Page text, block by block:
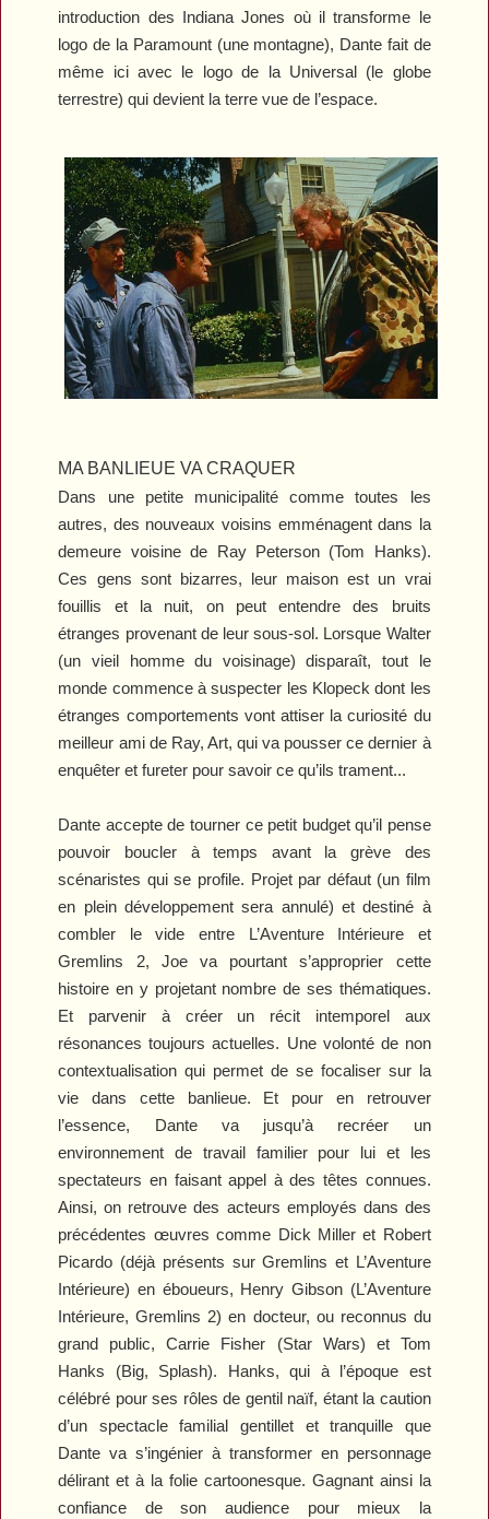
introduction des Indiana Jones où il transforme le
logo de la Paramount (une montagne), Dante fait de
même ici avec le logo de la Universal (le globe
terrestre) qui devient la terre vue de l’espace.
MA BANLIEUE VA CRAQUER
Dans une petite municipalité comme toutes les
autres, des nouveaux voisins emménagent dans la
demeure voisine de Ray Peterson (Tom Hanks).
Ces gens sont bizarres, leur maison est un vrai
fouillis et la nuit, on peut entendre des bruits
étranges provenant de leur sous-sol. Lorsque Walter
(un vieil homme du voisinage) disparaît, tout le
monde commence à suspecter les Klopeck dont les
étranges comportements vont attiser la curiosité du
meilleur ami de Ray, Art, qui va pousser ce dernier à
enquêter et fureter pour savoir ce qu’ils trament...
Dante accepte de tourner ce petit budget qu’il pense
pouvoir boucler à temps avant la grève des
scénaristes qui se profile. Projet par défaut (un film
en plein développement sera annulé) et destiné à
combler le vide entre L’Aventure Intérieure et
Gremlins 2, Joe va pourtant s’approprier cette
histoire en y projetant nombre de ses thématiques.
Et parvenir à créer un récit intemporel aux
résonances toujours actuelles. Une volonté de non
contextualisation qui permet de se focaliser sur la
vie dans cette banlieue. Et pour en retrouver
l’essence, Dante va jusqu’à recréer un
environnement de travail familier pour lui et les
spectateurs en faisant appel à des têtes connues.
Ainsi, on retrouve des acteurs employés dans des
précédentes œuvres comme Dick Miller et Robert
Picardo (déjà présents surGremlins et L’Aventure
Intérieure) en éboueurs, Henry Gibson (L’Aventure
Intérieure, Gremlins 2) en docteur, ou reconnus du
grand public, Carrie Fisher (Star Wars) et Tom
Hanks (Big, Splash). Hanks, qui à l’époque est
célébré pour ses rôles de gentil naïf, étant la caution
d’un spectacle familial gentillet et tranquille que
Dante va s’ingénier à transformer en personnage
délirant et à la folie cartoonesque. Gagnant ainsi la
confiance de son audience pour mieux la